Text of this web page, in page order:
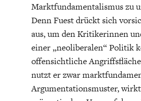
Marktfundamentalismus zu
Denn Fuest drückt sich
aus, um den Kritikerinnen
einer „neoliberalen“ Politik
offensichtliche
nutzt er zwar
Argumentationsmuster,